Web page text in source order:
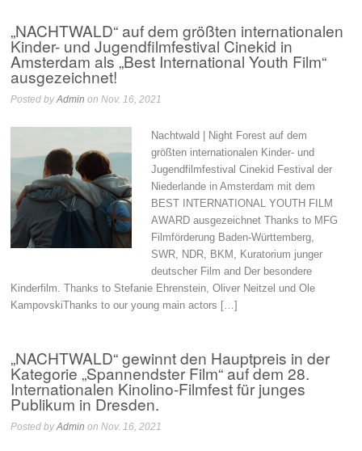
„NACHTWALD“ auf dem größten internationalen
Kinder- und Jugendfilmfestival Cinekid in
Amsterdam als „Best International Youth Film“
ausgezeichnet!
Posted byAdmin on Nov. 16, 2021
Nachtwald | Night Forest auf dem
größten internationalen Kinder- und
Jugendfilmfestival Cinekid Festival der
Niederlande in Amsterdam mit dem
BEST INTERNATIONAL YOUTH FILM
AWARD ausgezeichnet Thanks to MFG
Filmförderung Baden-Württemberg,
SWR, NDR, BKM, Kuratorium junger
deutscher Film and Der besondere
Kinderfilm. Thanks to Stefanie Ehrenstein, Oliver Neitzel und Ole
KampovskiThanks to our young main actors […]
„NACHTWALD“ gewinnt den Hauptpreis in der
Kategorie „Spannendster Film“ auf dem 28.
Internationalen Kinolino-Filmfest für junges
Publikum in Dresden.
Posted byAdmin on Nov. 16, 2021